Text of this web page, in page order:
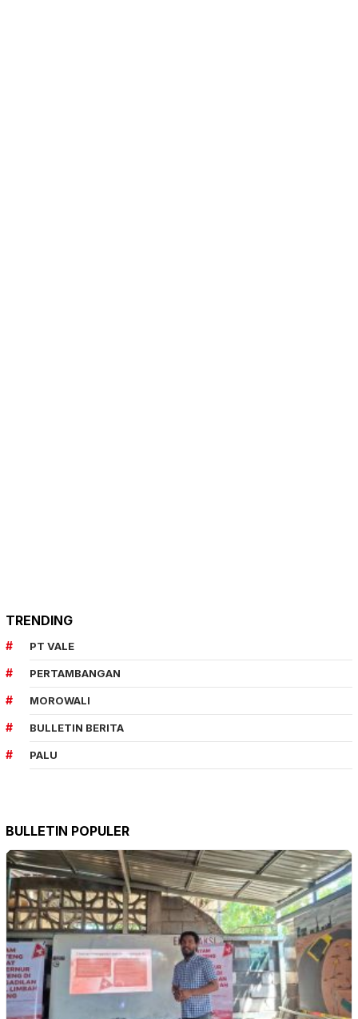
TRENDING
PT VALE
PERTAMBANGAN
MOROWALI
BULLETIN BERITA
PALU
BULLETIN POPULER